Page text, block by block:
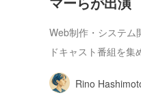
Web制作・システム
ドキャスト番組を
Rino